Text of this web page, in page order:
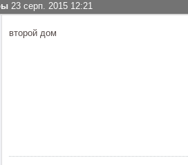
23 серп. 2015 12:21
второй дом